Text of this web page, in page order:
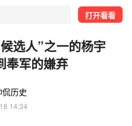
打开看看
选人”之一的杨宇
奉军的嫌弃
侃历史
14:34